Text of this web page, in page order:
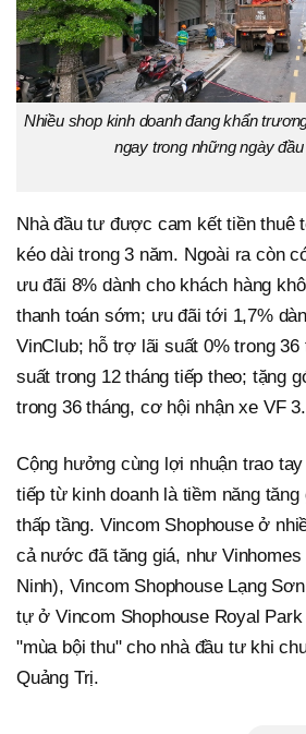
Nhiều shop kinh doanh đang khẩn
ngay trong những ngày
Nhà đầu tư được cam kết tiền thuê
kéo dài trong 3 năm. Ngoài ra còn
ưu đãi 8% dành cho khách hàng
thanh toán sớm; ưu đãi tới 1,7%
VinClub; hỗ trợ lãi suất 0% trong 36
suất trong 12 tháng tiếp theo; tặng
trong 36 tháng, cơ hội nhận xe VF
Cộng hưởng cùng lợi nhuận trao
tiếp từ kinh doanh là tiềm năng tăng
thấp tầng. Vincom Shophouse ở
cả nước đã tăng giá, như Vinhomes
Ninh), Vincom Shophouse Lạng
tự ở Vincom Shophouse Royal
"mùa bội thu" cho nhà đầu tư khi
Quảng Trị.